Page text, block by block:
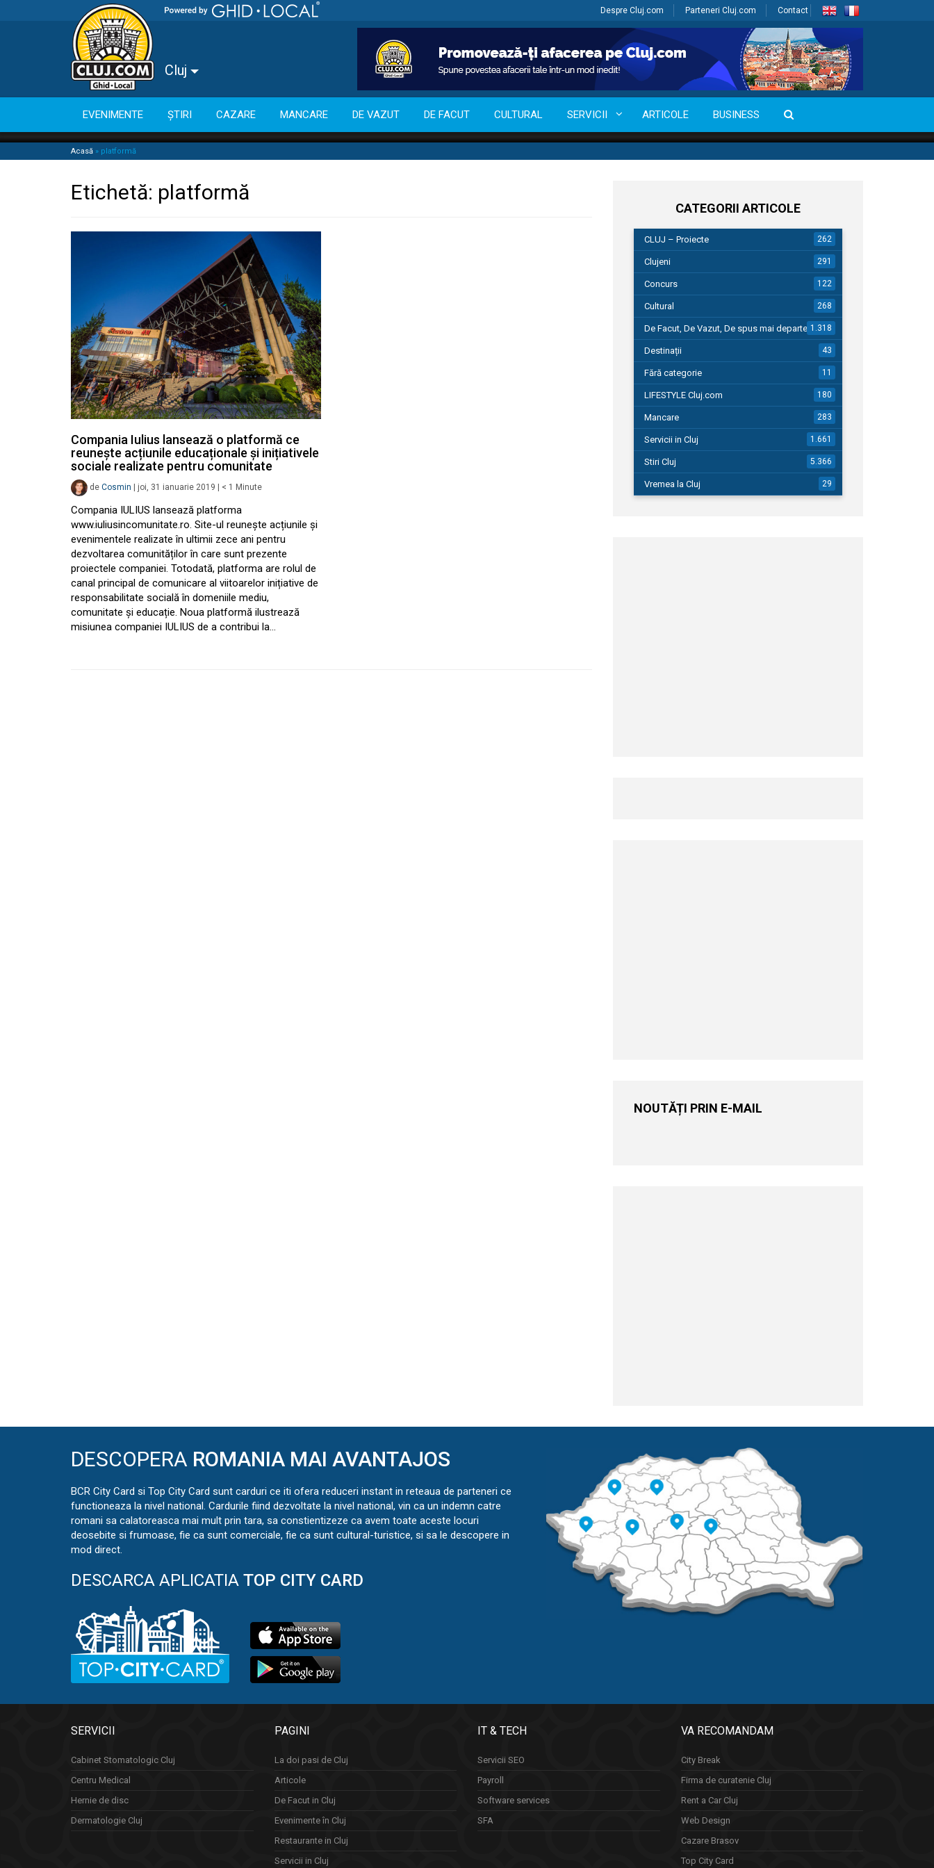
Despre Cluj.com Parteneri Cluj.com Contact
Cluj
EVENIMENTE ȘTIRI CAZARE MANCARE DE VAZUT DE FACUT CULTURAL SERVICII ARTICOLE BUSINESS
Acasă » platformă
Etichetă: platformă
Compania Iulius lansează o platformă ce
reunește acțiunile educaționale și inițiativele
sociale realizate pentru comunitate
de Cosmin joi, 31 ianuarie 2019 < 1 Minute
Compania IULIUS lansează platforma
www.iuliusincomunitate.ro. Site-ul reunește acțiunile și
evenimentele realizate în ultimii zece ani pentru
dezvoltarea comunităților în care sunt prezente
proiectele companiei. Totodată, platforma are rolul de
canal principal de comunicare al viitoarelor inițiative de
responsabilitate socială în domeniile mediu,
comunitate și educație. Noua platformă ilustrează
misiunea companiei IULIUS de a contribui la…
CATEGORII ARTICOLE
CLUJ – Proiecte 262
Clujeni 291
Concurs 122
Cultural 268
De Facut, De Vazut, De spus mai departe…1.318
Destinații 43
Fără categorie 11
LIFESTYLE Cluj.com 180
Mancare 283
Servicii in Cluj 1.661
Stiri Cluj 5.366
Vremea la Cluj 29
NOUTĂȚI PRIN E-MAIL
DESCOPERA ROMANIA MAI AVANTAJOS
BCR City Card si Top City Card sunt carduri ce iti ofera reduceri instant in reteaua de parteneri ce
functioneaza la nivel national. Cardurile fiind dezvoltate la nivel national, vin ca un indemn catre
romani sa calatoreasca mai mult prin tara, sa constientizeze ca avem toate aceste locuri
deosebite si frumoase, fie ca sunt comerciale, fie ca sunt cultural-turistice, si sa le descopere in
mod direct.
DESCARCA APLICATIA TOP CITY CARD
SERVICII
Cabinet Stomatologic Cluj
Centru Medical
Hernie de disc
Dermatologie Cluj
PAGINI
La doi pasi de Cluj
Articole
De Facut in Cluj
Evenimente în Cluj
Restaurante in Cluj
Servicii in Cluj
IT & TECH
Servicii SEO
Payroll
Software services
SFA
VA RECOMANDAM
City Break
Firma de curatenie Cluj
Rent a Car Cluj
Web Design
Cazare Brasov
Top City Card